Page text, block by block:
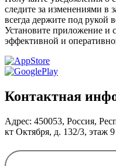
следите за изменениями в
всегда держите под
Установите приложение и
эффективной и
Контактная
Адрес: 450053, Россия,
кт Октября, д. 132/3, этаж 9